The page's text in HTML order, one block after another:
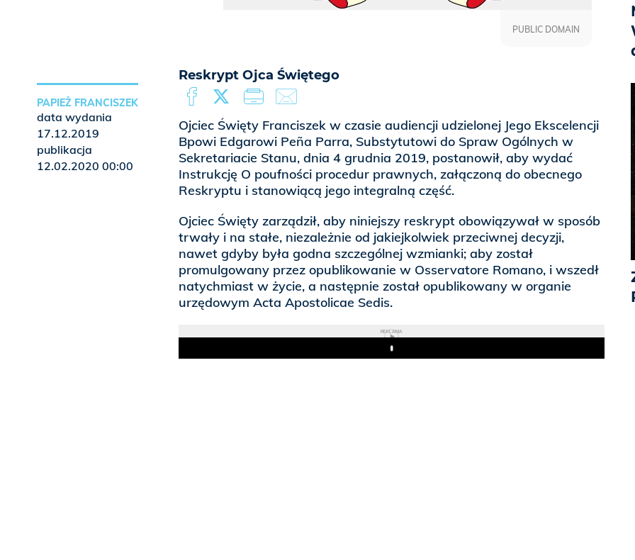
Reskrypt Ojca Świętego
PUBLIC DOMAIN
Ojciec Święty Franciszek w czasie audiencji udzielonej Jego Ekscelencji
Bpowi Edgarowi Peña Parra, Substytutowi do Spraw Ogólnych w
Sekretariacie Stanu, dnia 4 grudnia 2019, postanowił, aby wydać
Instrukcję O poufności procedur prawnych, załączoną do obecnego
Reskryptu i stanowiącą jego integralną część.
Ojciec Święty zarządził, aby niniejszy reskrypt obowiązywał w sposób
trwały i na stałe, niezależnie od jakiejkolwiek przeciwnej decyzji,
nawet gdyby była godna szczególnej wzmianki; aby został
promulgowany przez opublikowanie w Osservatore Romano, i wszedł
natychmiast w życie, a następnie został opublikowany w organie
urzędowym Acta Apostolicae Sedis.
REKLAMA
Play
PAPIEŻ FRANCISZEK
data wydania
17.12.2019
publikacja
12.02.2020 00:00